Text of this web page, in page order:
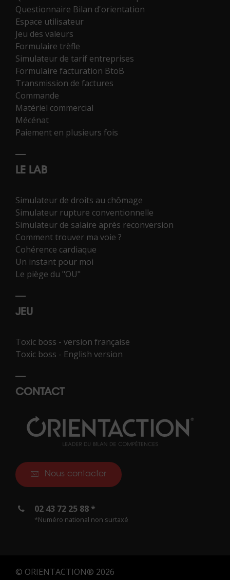
Questionnaire Bilan d'orientation
Espace utilisateur
Jeu des valeurs
Formulaire trèfle
Simulateur de tarif entreprises
Formulaire facturation BtoB
Transmission de factures
Commande
Matériel commercial
Mécénat
Paiement en plusieurs fois
LE LAB
Simulateur de droits au chômage
Simulateur rupture conventionnelle
Simulateur de salaire après reconversion
Comment trouver ma voie ?
Cohérence cardiaque
Un instant pour moi
Le piège du "OU"
JEU
Toxic boss - version française
Toxic boss - English version
CONTACT
Nous contacter
02 43 72 25 88 *
*Numéro national non surtaxé
© ORIENTACTION® 2026